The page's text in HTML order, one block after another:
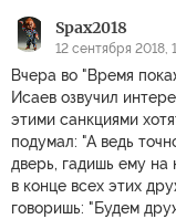
Spax2018
12 сентября 2018,
Вчера во "Время
Исаев озвучил
этими санкциями
подумал: "А ведь
дверь, гадишь ему на
в конце всех этих
говоришь: "Будем